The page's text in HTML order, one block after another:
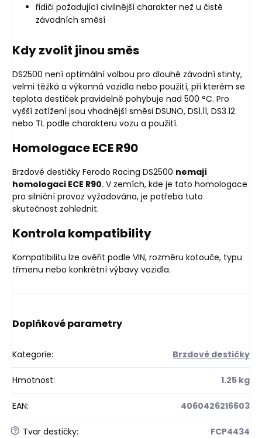
řidiči požadující civilnější charakter než u čistě
závodních směsí
Kdy zvolit jinou směs
DS2500 není optimální volbou pro dlouhé závodní stinty,
velmi těžká a výkonná vozidla nebo použití, při kterém se
teplota destiček pravidelně pohybuje nad 500 °C. Pro
vyšší zatížení jsou vhodnější směsi DSUNO, DS1.11, DS3.12
nebo TL podle charakteru vozu a použití.
Homologace ECE R90
Brzdové destičky Ferodo Racing DS2500 nemají
homologaci ECE R90. V zemích, kde je tato homologace
pro silniční provoz vyžadována, je potřeba tuto
skutečnost zohlednit.
Kontrola kompatibility
Kompatibilitu lze ověřit podle VIN, rozměru kotouče, typu
třmenu nebo konkrétní výbavy vozidla.
Doplňkové parametry
Kategorie: Brzdové destičky
Hmotnost: 1.25 kg
EAN: 4060426216603
? Tvar destičky: FCP4434